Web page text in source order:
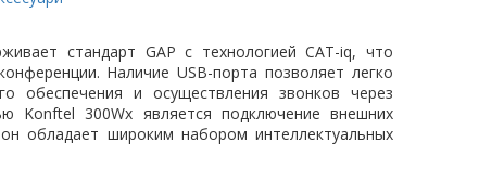
стандарт GAP с технологией CAT-iq, что
Наличие USB-порта позволяет легко
обеспечения и осуществления звонков через
Konftel 300Wx является подключение внешних
обладает широким набором интеллектуальных